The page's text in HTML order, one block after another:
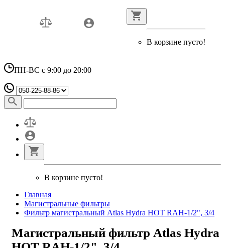
В корзине пусто!
ПН-ВС с 9:00 до 20:00
В корзине пусто!
Главная
Магистральные фильтры
Фильтр магистральный Atlas Hydra HOT RAH-1/2", 3/4
Магистральный фильтр Atlas Hydra